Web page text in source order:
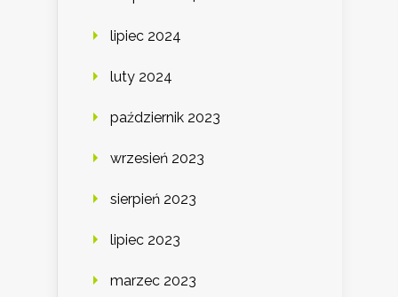
lipiec 2024
luty 2024
październik 2023
wrzesień 2023
sierpień 2023
lipiec 2023
marzec 2023